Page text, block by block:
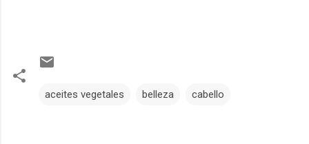
aceites vegetales belleza cabello